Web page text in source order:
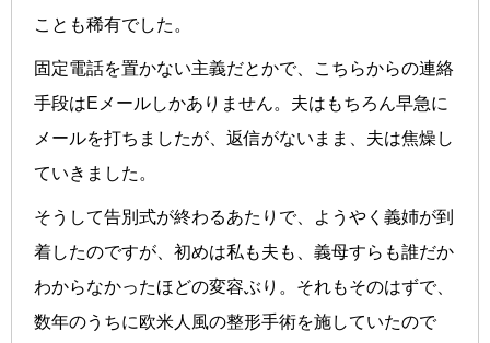
ことも稀有でした。
固定電話を置かない主義だとかで、こちらからの連絡
手段はEメールしかありません。夫はもちろん早急に
メールを打ちましたが、返信がないまま、夫は焦燥し
ていきました。
そうして告別式が終わるあたりで、ようやく義姉が到
着したのですが、初めは私も夫も、義母すらも誰だか
わからなかったほどの変容ぶり。それもそのはずで、
数年のうちに欧米人風の整形手術を施していたので